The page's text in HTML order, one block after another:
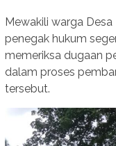
Mewakili warga
penegak hukum
memeriksa dugaan
dalam proses
tersebut.